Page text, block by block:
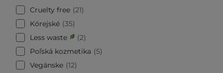
Cruelty free 21
Kórejské 35
Less waste
2
Poľská kozmetika
5
Vegánske 12